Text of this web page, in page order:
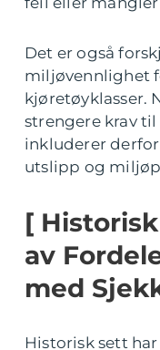
Det er også
miljøvennlighet
kjøretøyklasser.
strengere krav
inkluderer
utslipp og
[
av
med
Historisk sett